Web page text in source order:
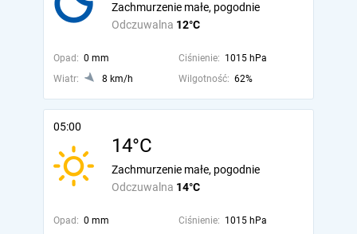
Odczuwalna 12°C
Zachmurzenie małe, pogodnie
Opad: 0 mm Ciśnienie: 1015 hPa
Wiatr:
8 km/h Wilgotność: 62%
05:00
14°C
Odczuwalna 14°C
Zachmurzenie małe, pogodnie
Opad: 0 mm Ciśnienie: 1015 hPa